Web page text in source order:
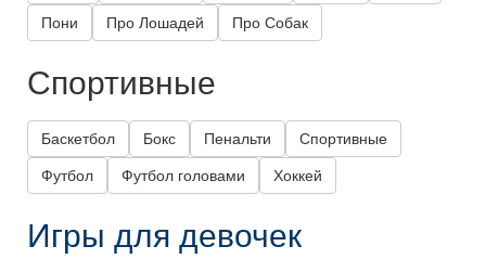
Пони Про Лошадей Про Собак
Спортивные
Баскетбол Бокс Пенальти Спортивные
Футбол Футбол головами Хоккей
Игры для девочек